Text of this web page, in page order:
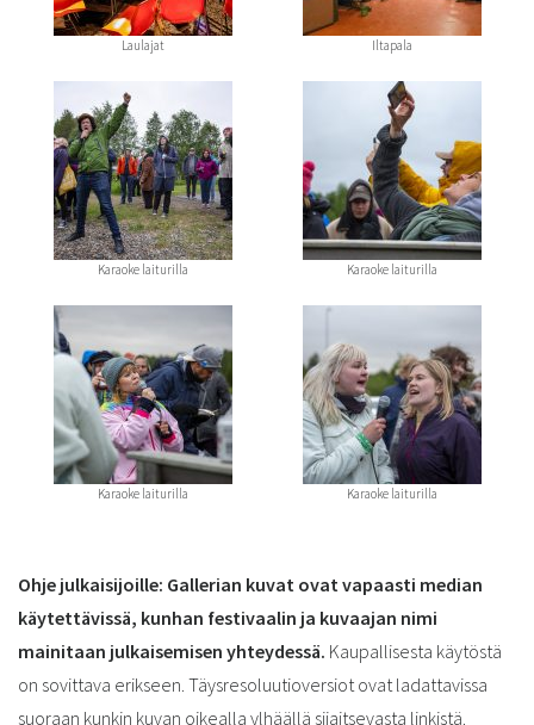
Laulajat Iltapala
Karaoke laiturilla Karaoke laiturilla
Karaoke laiturilla Karaoke laiturilla
Ohje julkaisijoille: Gallerian kuvat ovat vapaasti median
käytettävissä, kunhan festivaalin ja kuvaajan nimi
mainitaan julkaisemisen yhteydessä. Kaupallisesta käytöstä
on sovittava erikseen. Täysresoluutioversiot ovat ladattavissa
suoraan kunkin kuvan oikealla ylhäällä sijaitsevasta linkistä.